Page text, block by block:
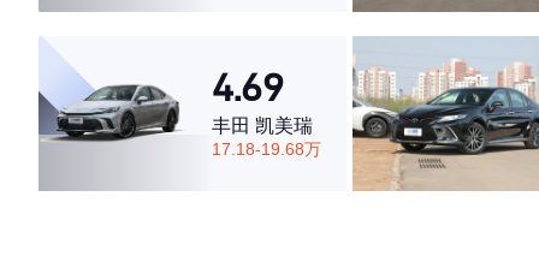
4.69
丰田 凯美瑞
17.18-19.68万